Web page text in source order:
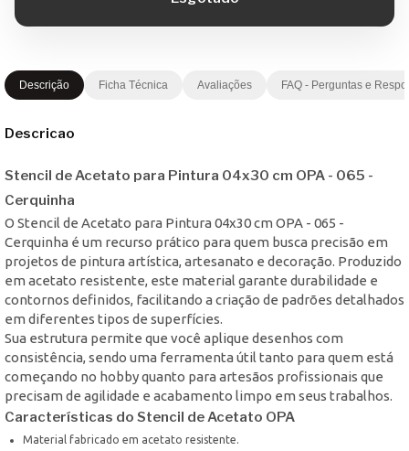
Descrição Ficha Técnica Avaliações FAQ - Perguntas e
Descricao
Stencil de Acetato para Pintura 04x30 cm OPA - 065 -
Cerquinha
O Stencil de Acetato para Pintura 04x30 cm OPA - 065 -
Cerquinha é um recurso prático para quem busca precisão em
projetos de pintura artística, artesanato e decoração. Produzido
em acetato resistente, este material garante durabilidade e
contornos definidos, facilitando a criação de padrões detalhados
em diferentes tipos de superfícies.
Sua estrutura permite que você aplique desenhos com
consistência, sendo uma ferramenta útil tanto para quem está
começando no hobby quanto para artesãos profissionais que
precisam de agilidade e acabamento limpo em seus trabalhos.
Características do Stencil de Acetato OPA
Material fabricado em acetato resistente.